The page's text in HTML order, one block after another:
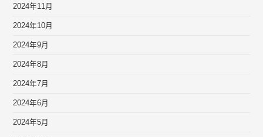
2024年11月
2024年10月
2024年9月
2024年8月
2024年7月
2024年6月
2024年5月